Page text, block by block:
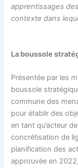
apprentissages
contexte dans
La boussole
Présentée par les
boussole
commune des
pour établir des
en tant qu’acteur
concrétisation de
planification des
approuvée en